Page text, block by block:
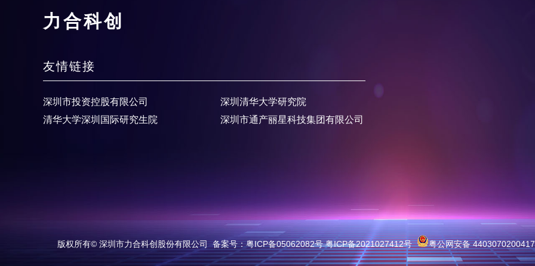
力合科创
友情链接
深圳市投资控股有限公司
深圳清华大学研究院
清华大学深圳国际研究生院
深圳市通产丽星科技集团有限公司
版权所有© 深圳市力合科创股份有限公司 备案号：粤ICP备05062082号 粤ICP备2021027412号 粤公网安备